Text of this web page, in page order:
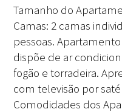
Tamanho do
Camas: 2 camas
pessoas.
dispõe de ar
fogão e torradeira.
com televisão por
Comodidades dos